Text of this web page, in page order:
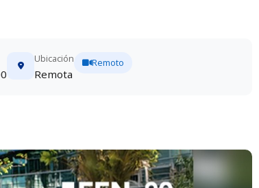
Ubicación
Remota
Remoto